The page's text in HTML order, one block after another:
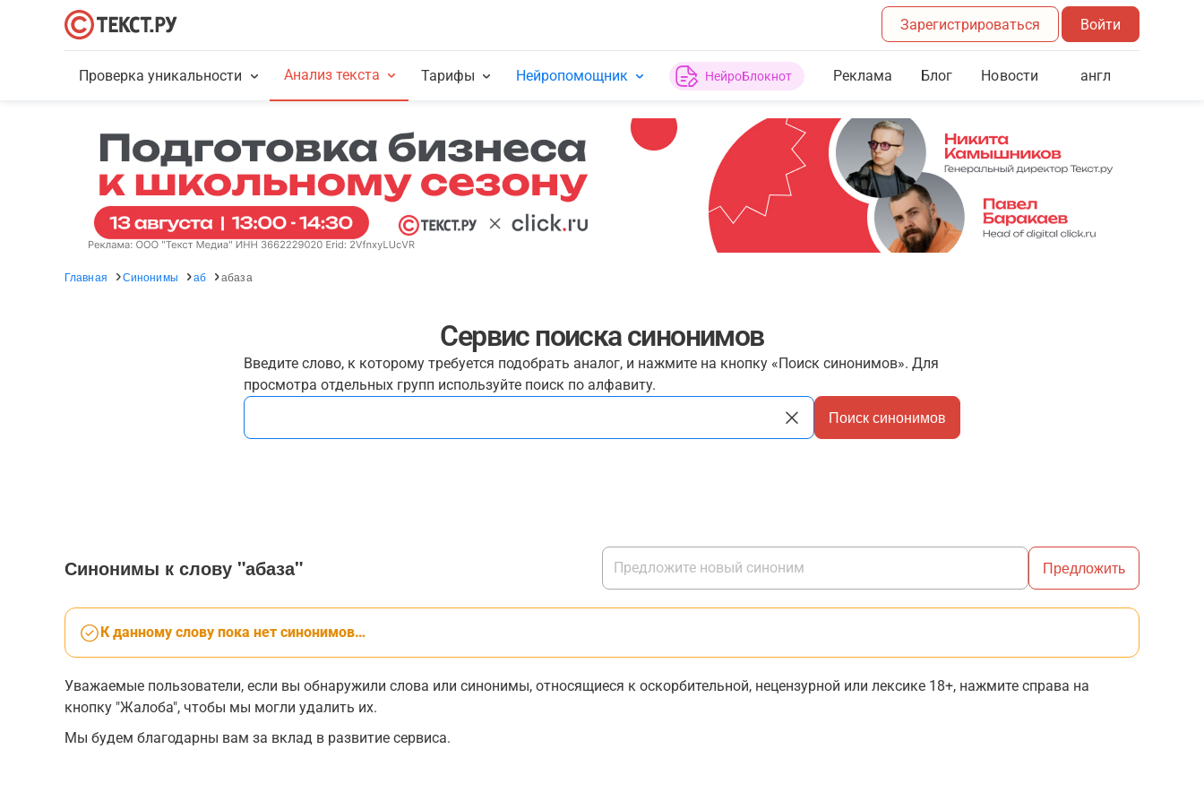
Зарегистрироваться Войти
Проверка уникальности Анализ текста Тарифы Нейропомощник НейроБлокнот Реклама Блог Новости англ
Главная Синонимы аб абаза
Сервис поиска синонимов
Введите слово, к которому требуется подобрать аналог, и нажмите на кнопку «Поиск синонимов». Для
просмотра отдельных групп используйте поиск по алфавиту.
Поиск синонимов
Синонимы к слову "абаза" Предложить
К данному слову пока нет синонимов…
Уважаемые пользователи, если вы обнаружили слова или синонимы, относящиеся к оскорбительной, нецензурной или лексике 18+, нажмите справа на
кнопку "Жалоба", чтобы мы могли удалить их.
Мы будем благодарны вам за вклад в развитие сервиса.